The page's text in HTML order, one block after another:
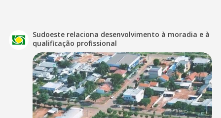
Sudoeste relaciona desenvolvimento à moradia e à
qualificação profissional